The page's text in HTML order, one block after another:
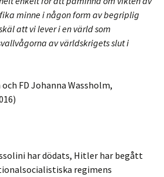
minne i någon form av begriplig
att vi lever i en värld som
av världskrigets slut i
FD Johanna Wassholm,
har dödats, Hitler har begått
regimens